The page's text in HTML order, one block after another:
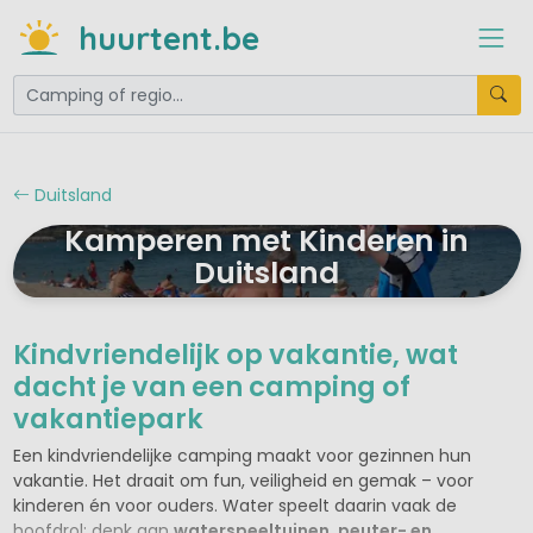
huurtent.be
Duitsland
Kamperen met Kinderen in
Duitsland
Kindvriendelijk op vakantie, wat
dacht je van een camping of
vakantiepark
Een kindvriendelijke camping maakt voor gezinnen hun
vakantie. Het draait om fun, veiligheid en gemak – voor
kinderen én voor ouders. Water speelt daarin vaak de